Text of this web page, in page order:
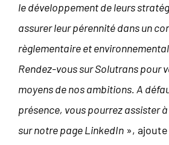
le développement de leurs
assurer leur pérennité dans un
règlementaire et
Rendez-vous sur Solutrans pour
moyens de nos ambitions. A
présence, vous pourrez assister
sur notre page LinkedIn »,